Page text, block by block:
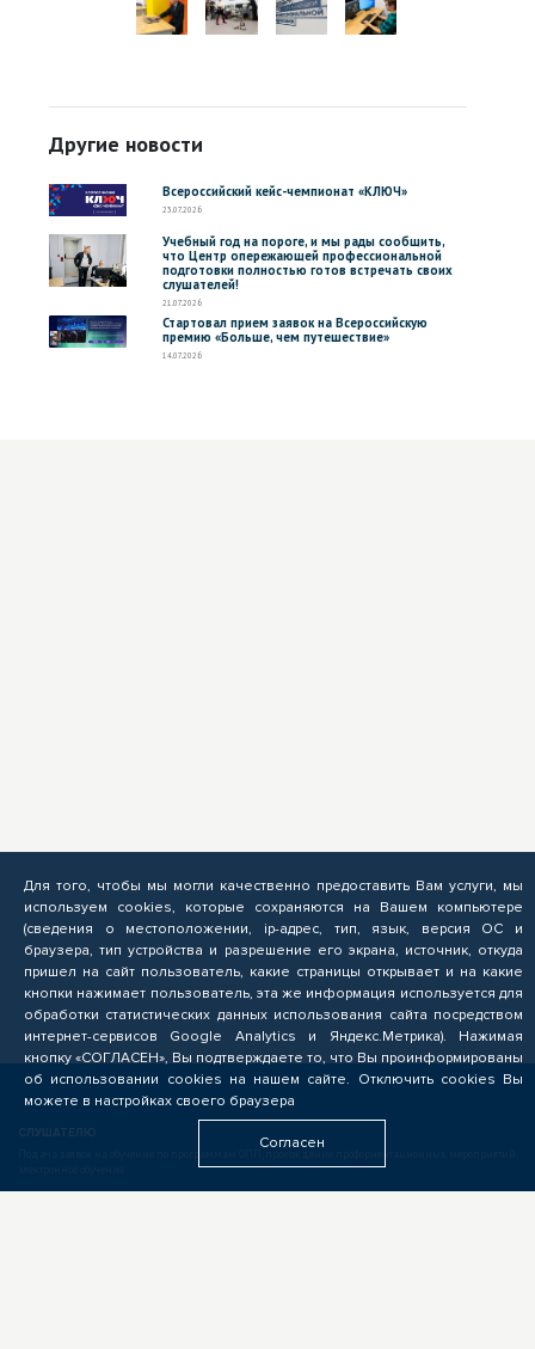
Другие новости
Всероссийский кейс-чемпионат «КЛЮЧ»
23.07.2026
Учебный год на пороге, и мы рады сообщить,
что Центр опережающей профессиональной
подготовки полностью готов встречать своих
слушателей!
21.07.2026
Стартовал прием заявок на Всероссийскую
премию «Больше, чем путешествие»
14.07.2026
СЛУШАТЕЛЮ
Для того, чтобы мы могли качественно предоставить Вам услуги, мы
используем cookies, которые сохраняются на Вашем компьютере
(сведения о местоположении, ip-адрес, тип, язык, версия ОС и
браузера, тип устройства и разрешение его экрана, источник, откуда
пришел на сайт пользователь, какие страницы открывает и на какие
кнопки нажимает пользователь, эта же информация используется для
обработки статистических данных использования сайта посредством
интернет-сервисов Google Analytics и Яндекс.Метрика). Нажимая
кнопку «СОГЛАСЕН», Вы подтверждаете то, что Вы проинформированы
об использовании cookies на нашем сайте. Отключить cookies Вы
можете в настройках своего браузера
Согласен